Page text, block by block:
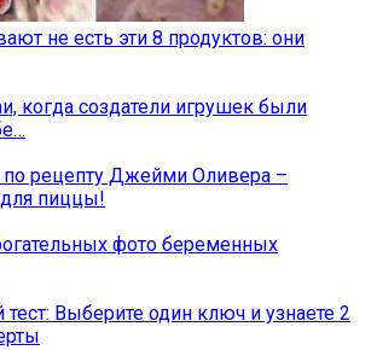
не есть эти 8 продуктов: они
когда создатели игрушек были
рецепту Джейми Оливера –
для пиццы!
фото беременных
тест: Выберите один ключ и узнаете 2